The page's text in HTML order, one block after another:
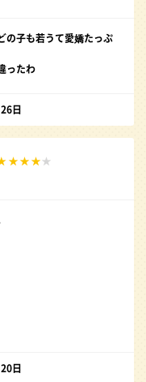
の子も若うて愛嬌たっぷ
ったわ
日
日